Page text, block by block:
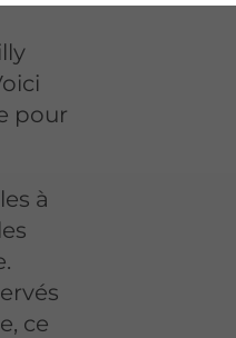
pour
à
ce